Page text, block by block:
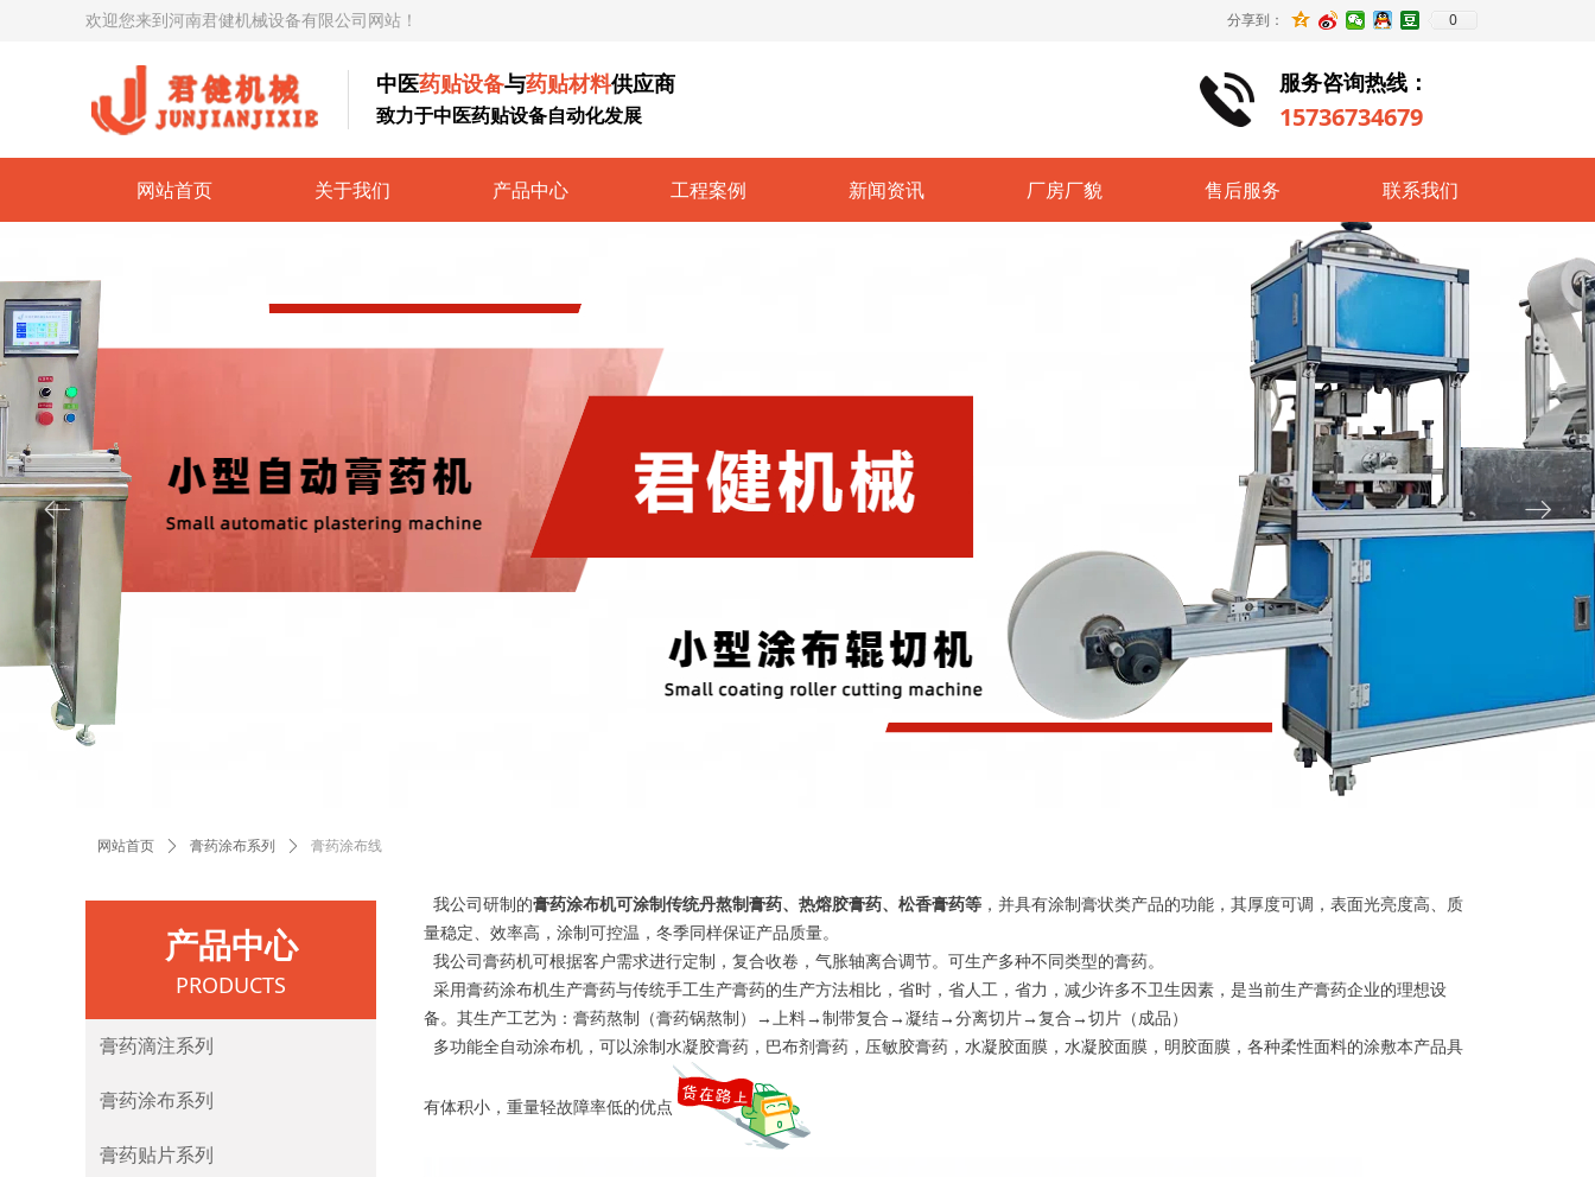
欢迎您来到河南君健机械设备有限公司网站！ 分享到： 0
中医药贴设备与药贴材料供应商
致力于中医药贴设备自动化发展
服务咨询热线：
15736734679
网站首页 关于我们 产品中心 工程案例 新闻资讯 厂房厂貌 售后服务 联系我们
ꂃ ꁹ
网站首页 ꄲ 膏药涂布系列 ꄲ 膏药涂布线
产品中心
PRODUCTS
膏药滴注系列
膏药涂布系列
膏药贴片系列
我公司研制的膏药涂布机可涂制传统丹熬制膏药、热熔胶膏药、松香膏药等 ，并具有涂制膏状类产品的功能，其厚度可调，表面光亮度高、质
量稳定、效率高，涂制可控温，冬季同样保证产品质量。
我公司膏药机可根据客户需求进行定制，复合收卷，气胀轴离合调节。可生产多种不同类型的膏药。
采用膏药涂布机生产膏药与传统手工生产膏药的生产方法相比，省时，省人工，省力，减少许多不卫生因素，是当前生产膏药企业的理想设
备。其生产工艺为：膏药熬制（膏药锅熬制）→上料→制带复合→凝结→分离切片→复合→切片（成品）
多功能全自动涂布机，可以涂制水凝胶膏药，巴布剂膏药，压敏胶膏药，水凝胶面膜，水凝胶面膜，明胶面膜，各种柔性面料的涂敷本产品具
有体积小，重量轻故障率低的优点